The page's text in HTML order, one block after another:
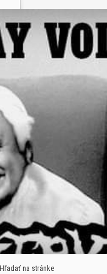
Hľadať na stránke